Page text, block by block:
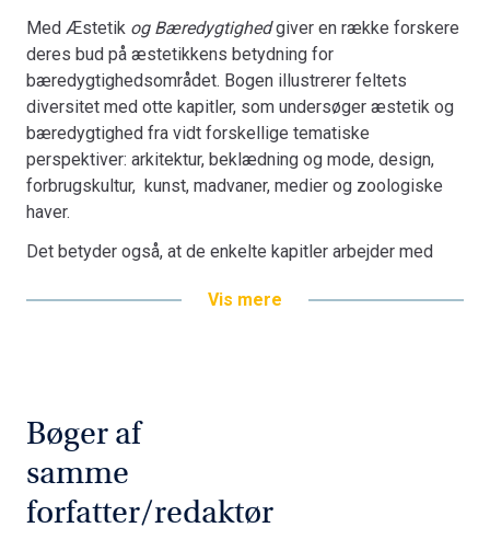
forestillinger og praksisser og dermed påvirke, måske
endog ændre de kulturelle mønstre og socioøkonomiske
rationaler, som ligger til grund for bæredygtighedskrisen.
Bogen henvender sig til forskere, studerende og andre
interesserede, der vil undersøge sammenhængen
mellem æstetik og bæredygtighed.
Med Æstetik og Bæredygtighedgiver en række forskere
deres bud på æstetikkens betydning for
bæredygtighedsområdet. Bogen illustrerer feltets
diversitet med otte kapitler, som undersøger æstetik og
bæredygtighed fra vidt forskellige tematiske
perspektiver: arkitektur, beklædning og mode, design,
forbrugskultur, kunst, madvaner, medier og zoologiske
haver.
Det betyder også, at de enkelte kapitler arbejder med
kunstæstetiske og æstetikfilosofiske til design- og
Bogens kapitler viser, hvordan det æstetiske kan være
en barriere for bæredygtig udvikling ved at bidrage til
økonomisk eksklusivitet, uhensigtsmæssige
præferencer og overfladisk forbrugerisme. Men de viser
også hvordan æstetikken som kilde til bl.a. persuasive
Vis mere
Bøger af
samme
forfatter/redaktør